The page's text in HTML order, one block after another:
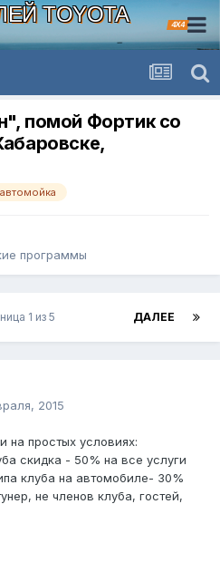
TOYOTA
4X4
помой Фортик со
автомойка
программы
ДАЛЕЕ
1 из 5
2015
на простых условиях:
скидка - 50% на все услуги
клуба на автомобиле- 30%
не членов клуба, гостей,